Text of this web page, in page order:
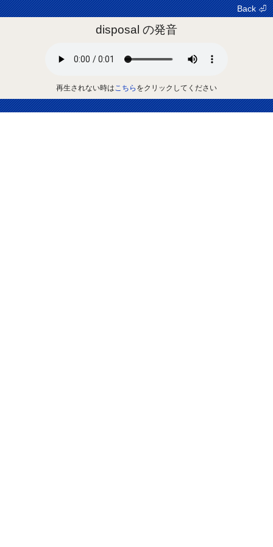
Back ⏎
disposal の発音
再生されない時はこちら をクリックしてください